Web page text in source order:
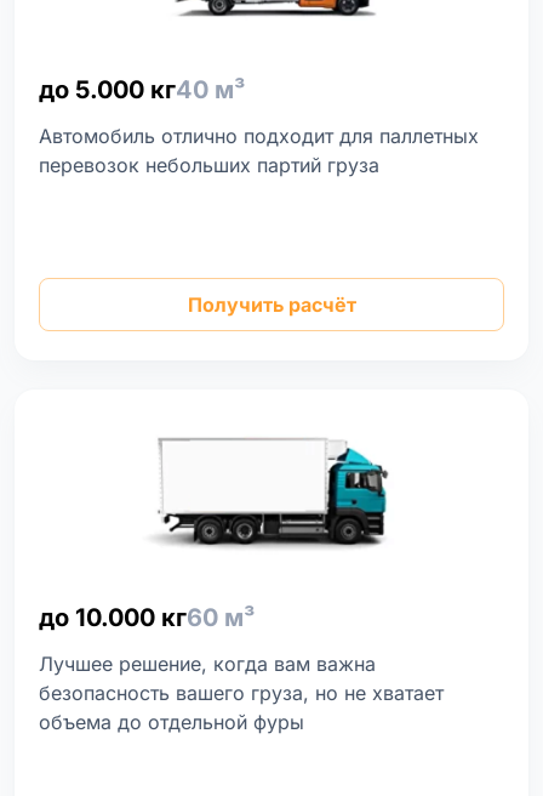
до 5.000 кг40 м³
Автомобиль отлично подходит для паллетных
перевозок небольших партий груза
Получить расчёт
до 10.000 кг60 м³
Лучшее решение, когда вам важна
безопасность вашего груза, но не хватает
объема до отдельной фуры